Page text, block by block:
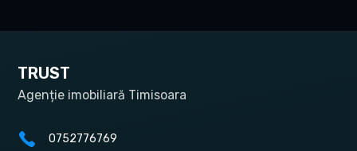
TRUST
Agenție imobiliară Timisoara
0752776769